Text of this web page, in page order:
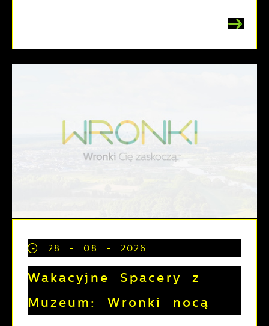
28 - 08 - 2026
Wakacyjne Spacery z
Muzeum: Wronki nocą